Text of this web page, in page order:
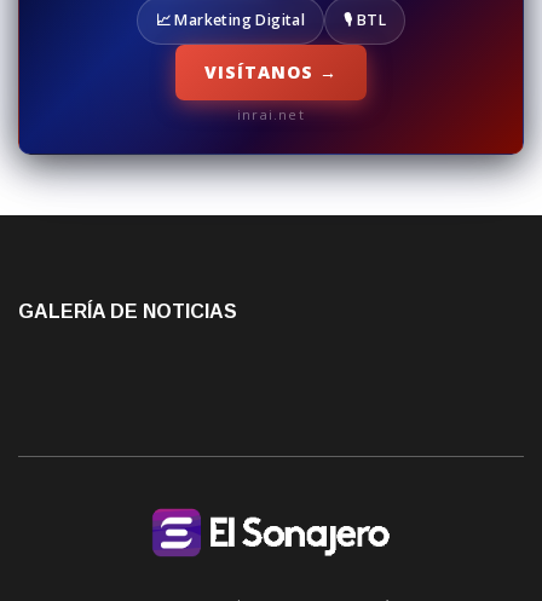
📈 Marketing Digital 🎙️ BTL
VISÍTANOS →
inrai.net
GALERÍA DE NOTICIAS